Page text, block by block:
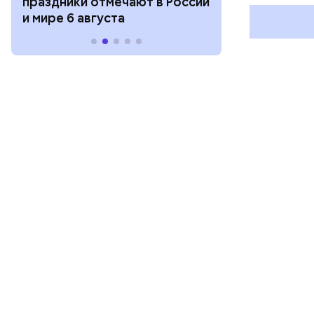
и мире 6 августа